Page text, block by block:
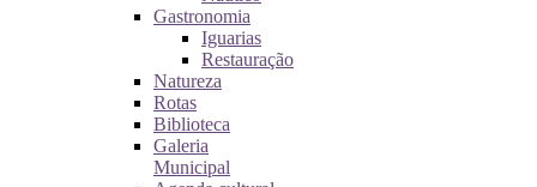
Gastronomia
Iguarias
Restauração
Natureza
Rotas
Biblioteca
Galeria
Municipal